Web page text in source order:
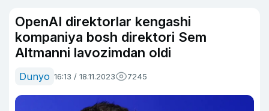
OpenAI direktorlar kengashi
kompaniya bosh direktori Sem
Altmanni lavozimdan oldi
Dunyo 16:13 / 18.11.2023 7245